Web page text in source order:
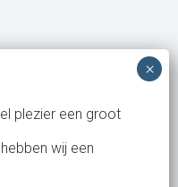
plezier een groot
wij een